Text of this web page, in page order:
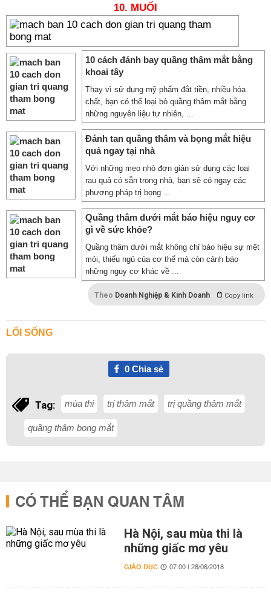
10. MUỐI
10 cách đánh bay quầng thâm mắt bằng
khoai tây
Thay vì sử dụng mỹ phẩm đắt tiền, nhiều hóa
chất, bạn có thể loại bỏ quầng thâm mắt bằng
những nguyên liệu tự nhiên, ...
Đánh tan quầng thâm và bọng mắt hiệu
quả ngay tại nhà
Với những mẹo nhỏ đơn giản sử dụng các loại
rau quả có sẵn trong nhà, bạn sẽ có ngay các
phương pháp trị bọng ...
Quầng thâm dưới mắt báo hiệu nguy cơ
gì về sức khỏe?
Quầng thâm dưới mắt không chỉ báo hiệu sự mệt
mỏi, thiếu ngủ của cơ thể mà còn cảnh báo
những nguy cơ khác về ...
Theo Doanh Nghiệp & Kinh Doanh Copy link
LỐI SỐNG
0Chia sẻ
Tag: mùa thi trị thâm mắt trị quầng thâm mắt
quầng thâm bọng mắt
CÓ THỂ BẠN QUAN TÂM
Hà Nội, sau mùa thi là
những giấc mơ yêu
GIÁO DỤC 07:00 | 28/06/2018